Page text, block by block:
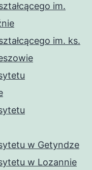
im.
im. ks.
w Getyndze
w Lozannie